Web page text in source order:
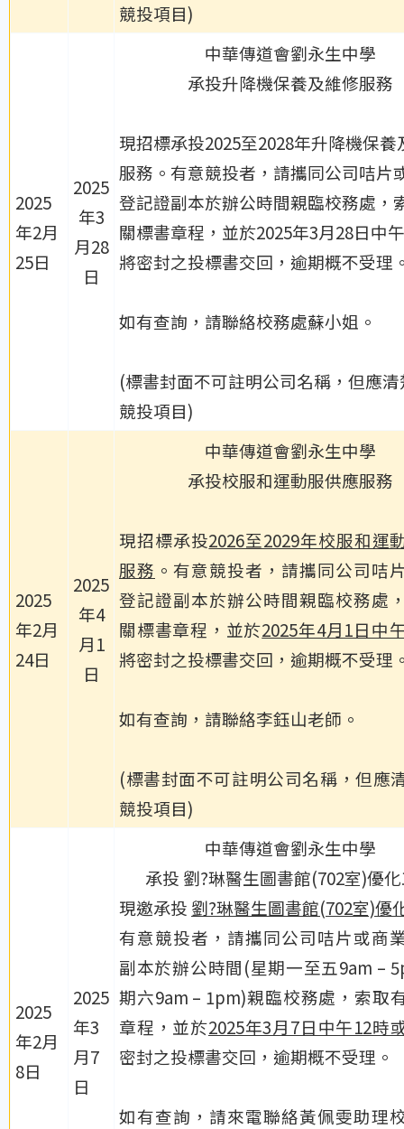
競投項目)
2025
年2月
25日
2025
年3
月28
日
中華傳道會劉永生中學
承投升降機保養及維修服務
現招標承投2025至2028年升降機保養
服務。有意競投者，請攜同公司咭片
登記證副本於辦公時間親臨校務處，
關標書章程，並於2025年3月28日中
將密封之投標書交回，逾期概不受理
如有查詢，請聯絡校務處蘇小姐。
(標書封面不可註明公司名稱，但應
競投項目)
2025
年2月
24日
2025
年4
月1
日
中華傳道會劉永生中學
承投校服和運動服供應服務
現招標承投2026至2029年校服和運
服務 。有意競投者，請攜同公司咭
登記證副本於辦公時間親臨校務處
關標書章程，並於2025年4月1日中
將密封之投標書交回，逾期概不受理
如有查詢，請聯絡李鈺山老師。
(標書封面不可註明公司名稱，但應
競投項目)
2025
年2月
8日
2025
年3
月7
日
中華傳道會劉永生中學
承投 劉?琳醫生圖書館(702室)優
現邀承投 劉?琳醫生圖書館(702室)優
有意競投者，請攜同公司咭片或商
副本於辦公時間(星期一至五9am –
期六9am – 1pm)親臨校務處，索取
章程，並於2025年3月7日中午12時
密封之投標書交回，逾期概不受理。
如有查詢，請來電聯絡黃佩雯助理